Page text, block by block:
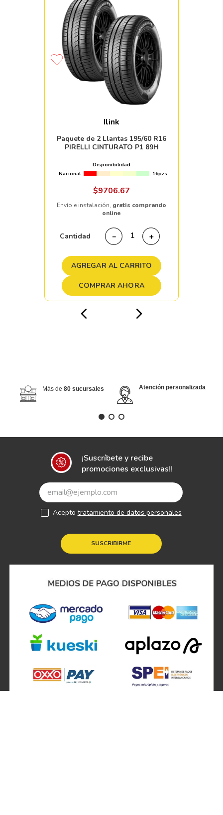
Ilink
Paquete de 2 Llantas 195/60 R16
PIRELLI CINTURATO P1 89H
Disponibilidad
Nacional
16pzs
$9706.67
Envío e instalación, gratis comprando
online
Cantidad ＋
－
AGREGAR AL CARRITO
COMPRAR AHORA
Más de 80 sucursales Atención personalizada
¡Suscríbete y recibe
promociones exclusivas!!
SUSCRIBIRME
Acepto tratamiento de datos personales